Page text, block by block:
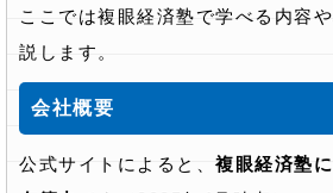
ここでは複眼経済塾で学べる内容
説します。
会社概要
公式サイトによると、 複眼経済塾